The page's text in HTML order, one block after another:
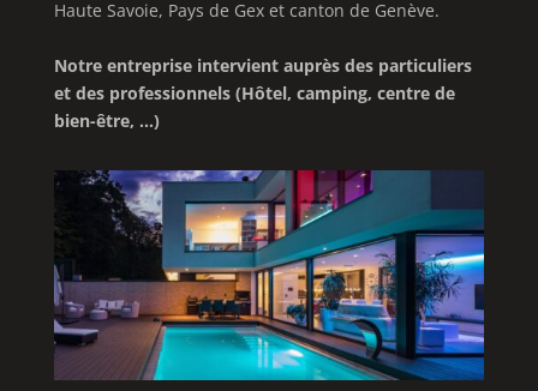
Haute Savoie, Pays de Gex et canton de Genève.
Notre entreprise intervient auprès des particuliers
et des professionnels (Hôtel, camping, centre de
bien-être, …)